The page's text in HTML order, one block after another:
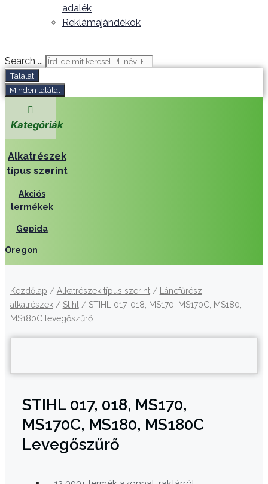
adalék
Reklámajándékok
Search ...
Találat
Minden találat
Kategóriák
Alkatrészek
típus szerint
Akciós
termékek
Gepida
Oregon
Kezdőlap / Alkatrészek típus szerint/
Láncfűrész
alkatrészek/ Stihl
/ STIHL 017, 018, MS170, MS170C, MS180,
MS180C levegőszűrő
STIHL 017, 018, MS170,
MS170C, MS180, MS180C
Levegőszűrő